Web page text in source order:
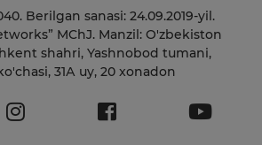
Berilgan sanasi: 24.09.2019-yil.
MChJ. Manzil: O'zbekiston
shahri, Yashnobod tumani,
31А uy, 20 xonadon